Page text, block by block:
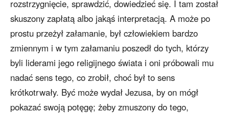
rozstrzygnięcie, sprawdzić, dowiedzieć się. I tam został
skuszony zapłatą albo jakąś interpretacją. A może po
prostu przeżył załamanie, był człowiekiem bardzo
zmiennym i w tym załamaniu poszedł do tych, którzy
byli liderami jego religijnego świata i oni próbowali mu
nadać sens tego, co zrobił, choć był to sens
krótkotrwały. Być może wydał Jezusa, by on mógł
pokazać swoją potęgę; żeby zmuszony do tego,